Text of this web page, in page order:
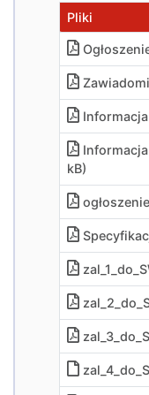
Pliki
kB)